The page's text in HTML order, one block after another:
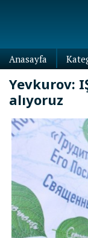
Anasayfa
Yevkurov:
alıyoruz